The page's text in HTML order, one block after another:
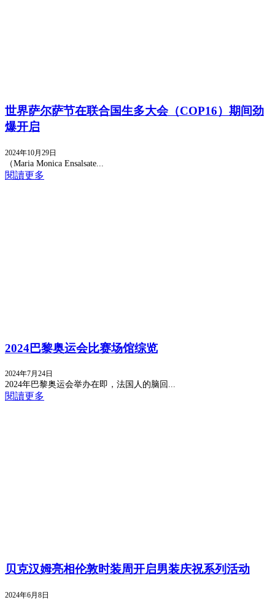
世界萨尔萨节在联合国生多大会（COP16）期间劲
爆开启
2024年10月29日
（Maria Monica Ensalsate...
閱讀更多
2024巴黎奥运会比赛场馆综览
2024年7月24日
2024年巴黎奥运会举办在即，法国人的脑回...
閱讀更多
贝克汉姆亮相伦敦时装周开启男装庆祝系列活动
2024年6月8日